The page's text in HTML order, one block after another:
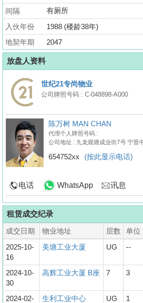
关
於
我
们
间隔
有厕所
入伙年份
1988 (楼龄38年)
地契年期
2047
放盘人资料
世纪21专尚物业
公司牌照号码 : C-048898-A000
陈万树 MAN CHAN
代理个人牌照号码 :
公司地址 : 九龙观塘成业街7号 宁晋
654752xx (按此显示电话)
电话 WhatsApp 讯息
租赁成交纪录
成交日期 物业地址 层数 单位
2025-10-
16
美塘工业大厦 UG --
2024-10-
30
高辉工业大厦 B座 7 3
2024-02-
生利工业中心 UG 1